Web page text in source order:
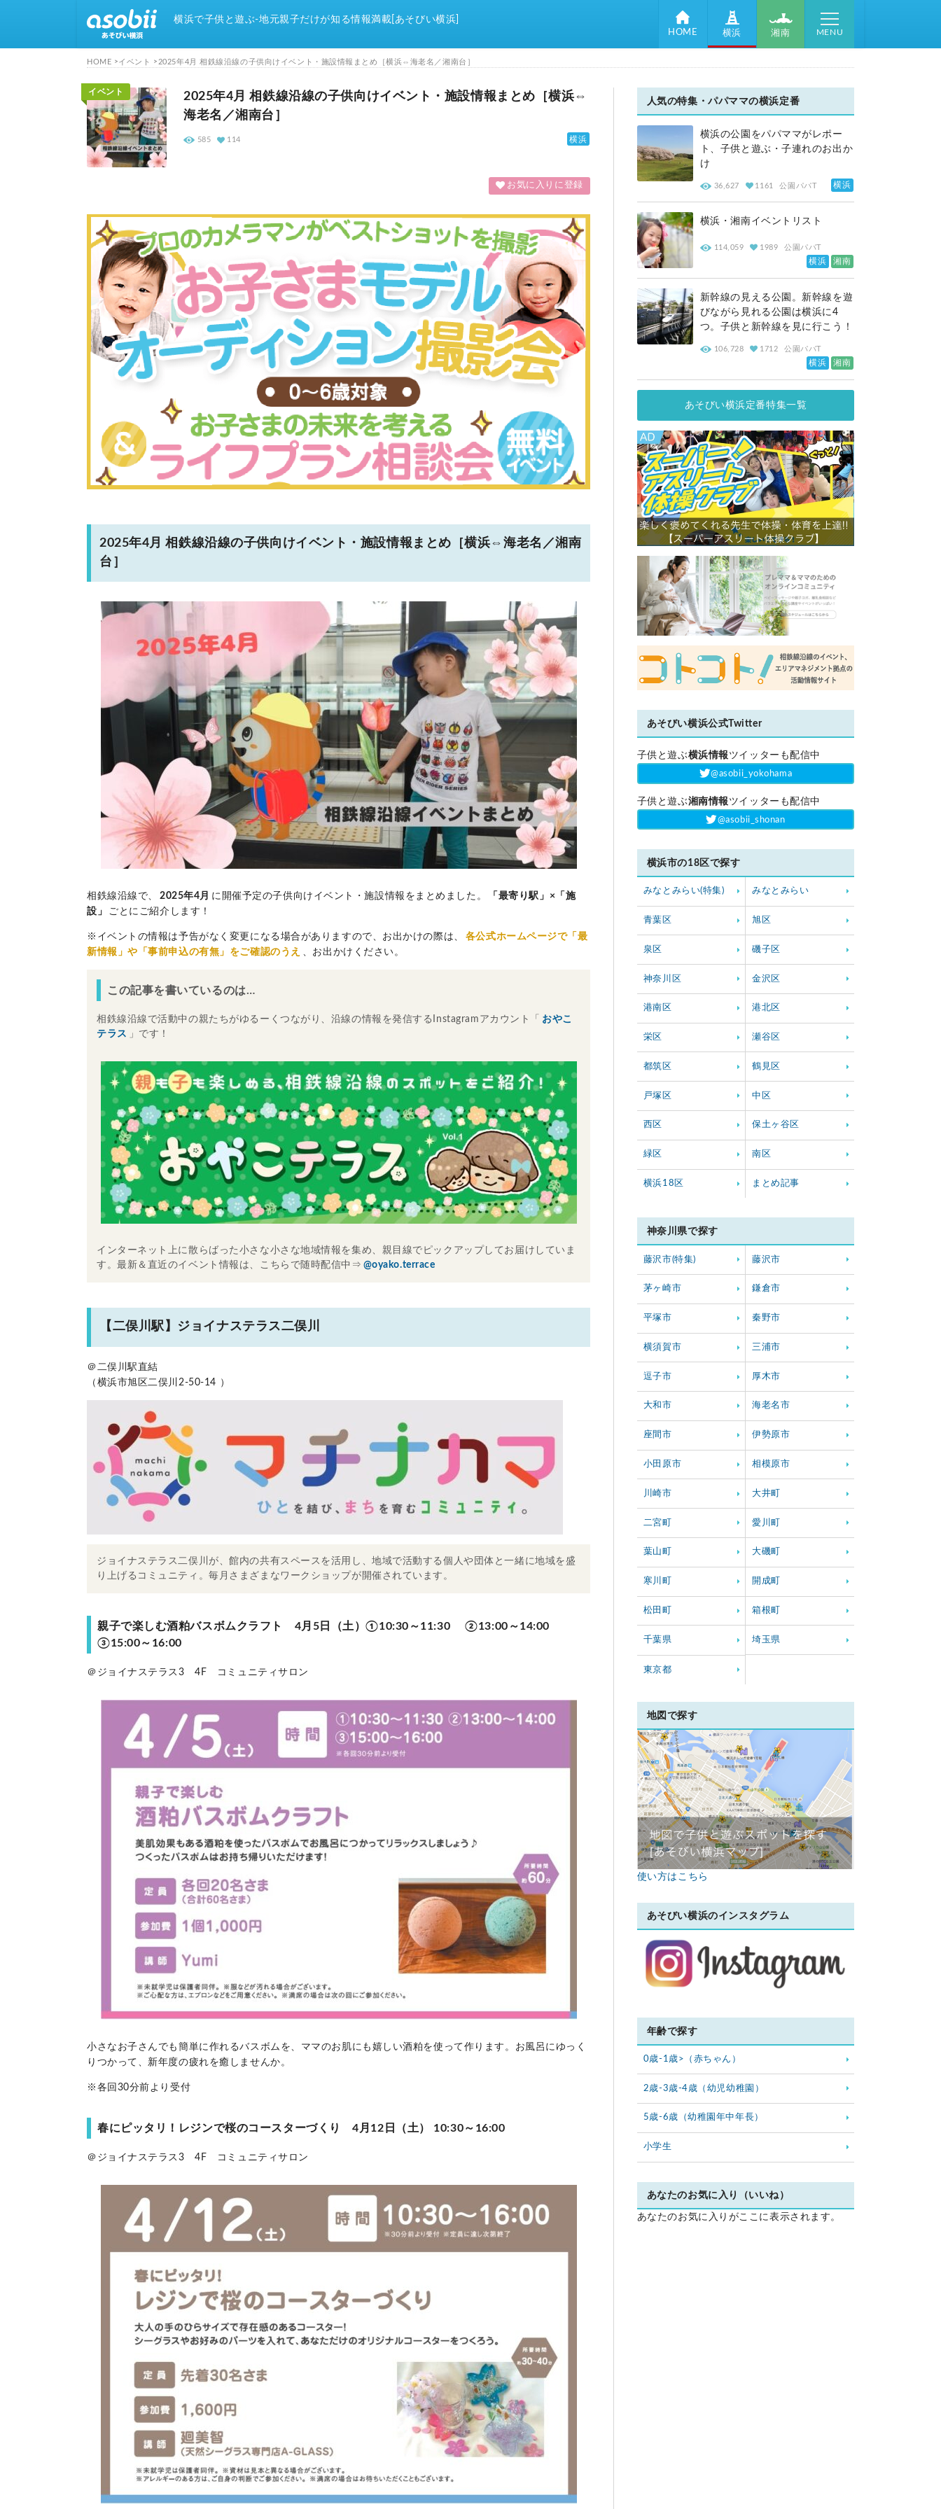
横浜で子供と遊ぶ-地元親子だけが知る情報満載[あそびい横浜]
HOME 横浜 湘南 MENU
HOME イベント 2025年4月 相鉄線沿線の子供向けイベント・施設情報まとめ［横浜⇔海老名／湘南台］
イベント
2025年4月 相鉄線沿線の子供向けイベント・施設情報まとめ［横浜⇔
海老名／湘南台］
横浜
585 114
お気に入りに登録
2025年4月 相鉄線沿線の子供向けイベント・施設情報まとめ［横浜⇔海老名／湘南
台］
相鉄線沿線で、 2025年4月 に開催予定の子供向けイベント・施設情報をまとめました。
「最寄り駅」×「施
設」
ごとにご紹介します！
※イベントの情報は予告がなく変更になる場合がありますので、お出かけの際は、
各公式ホームページで「最
新情報」や「事前申込の有無」をご確認のうえ 、お出かけください。
この記事を書いているのは…
相鉄線沿線で活動中の親たちがゆるーくつながり、沿線の情報を発信するInstagramアカウント「
おやこ
テラス
」です！
インターネット上に散らばった小さな小さな地域情報を集め、親目線でピックアップしてお届けしていま
す。最新＆直近のイベント情報は、こちらで随時配信中⇒ @oyako.terrace
【二俣川駅】ジョイナステラス二俣川
＠二俣川駅直結
（横浜市旭区二俣川2-50-14 ）
ジョイナステラス二俣川が、館内の共有スペースを活用し、地域で活動する個人や団体と一緒に地域を盛
り上げるコミュニティ。毎月さまざまなワークショップが開催されています。
親子で楽しむ酒粕バスボムクラフト 4月5日（土）①10:30～11:30 ②13:00～14:00
③15:00～16:00
＠ジョイナステラス3 4F コミュニティサロン
小さなお子さんでも簡単に作れるバスボムを、ママのお肌にも嬉しい酒粕を使って作ります。お風呂にゆっく
りつかって、新年度の疲れを癒しませんか。
※各回30分前より受付
春にピッタリ！レジンで桜のコースターづくり 4月12日（土） 10:30～16:00
＠ジョイナステラス3 4F コミュニティサロン
人気の特集・パパママの横浜定番
横浜の公園をパパママがレポー
ト、子供と遊ぶ・子連れのお出か
け
36,627 1161 公園パパT 横浜
横浜・湘南イベントリスト
114,059 1989 公園パパT
横浜 湘南
新幹線の見える公園。新幹線を遊
びながら見れる公園は横浜に4
つ。子供と新幹線を見に行こう！
106,728 1712 公園パパT
横浜 湘南
あそびい横浜定番特集一覧
あそびい横浜公式Twitter
子供と遊ぶ横浜情報 ツイッターも配信中
‎@asobii_yokohama
子供と遊ぶ湘南情報 ツイッターも配信中
‎@asobii_shonan
横浜市の18区で探す
みなとみらい(特集) みなとみらい
青葉区 旭区
泉区 磯子区
神奈川区 金沢区
港南区 港北区
栄区 瀬谷区
都筑区 鶴見区
戸塚区 中区
西区 保土ヶ谷区
緑区 南区
横浜18区 まとめ記事
神奈川県で探す
藤沢市(特集) 藤沢市
茅ヶ崎市 鎌倉市
平塚市 秦野市
横須賀市 三浦市
逗子市 厚木市
大和市 海老名市
座間市 伊勢原市
小田原市 相模原市
川崎市 大井町
二宮町 愛川町
葉山町 大磯町
寒川町 開成町
松田町 箱根町
千葉県 埼玉県
東京都
地図で探す
使い方はこちら
あそびい横浜のインスタグラム
年齢で探す
0歳-1歳>（赤ちゃん）
2歳-3歳-4歳（幼児幼稚園）
5歳-6歳（幼稚園年中年長）
小学生
あなたのお気に入り（いいね）
あなたのお気に入りがここに表示されます。